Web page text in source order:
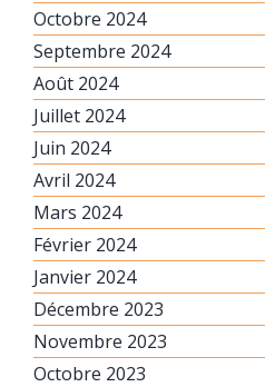
Octobre 2024
Septembre 2024
Août 2024
Juillet 2024
Juin 2024
Avril 2024
Mars 2024
Février 2024
Janvier 2024
Décembre 2023
Novembre 2023
Octobre 2023